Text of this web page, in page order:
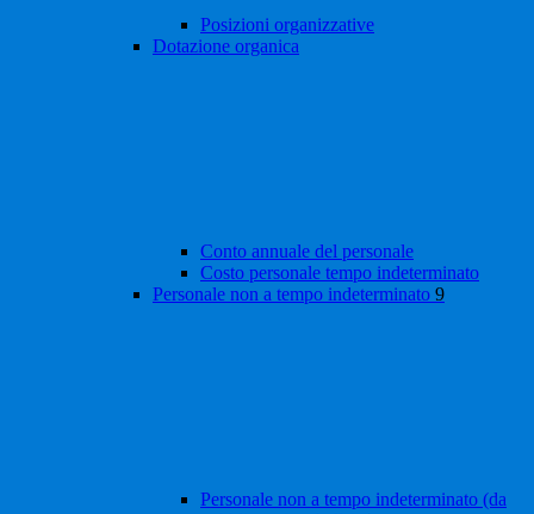
Posizioni organizzative
Dotazione organica
Conto annuale del personale
Costo personale tempo indeterminato
Personale non a tempo indeterminato 9
Personale non a tempo indeterminato (da